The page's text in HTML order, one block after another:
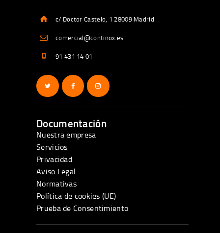
c/ Doctor Castelo, 1 28009 Madrid
comercial@continox.es
91 431 14 01
Documentación
Nuestra empresa
Servicios
Privacidad
Aviso Legal
Normativas
Política de cookies (UE)
Prueba de Consentimiento